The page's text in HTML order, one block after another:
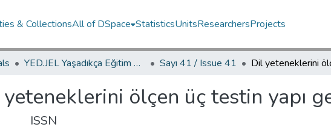
& CollectionsAll of DSpace StatisticsUnitsResearchersProjects
YED.JEL Yaşadıkça Eğitim Dergisi / Journal of Education For Life Sayı 41 / Issue 41
ölçen üç testin yapı
ISSN